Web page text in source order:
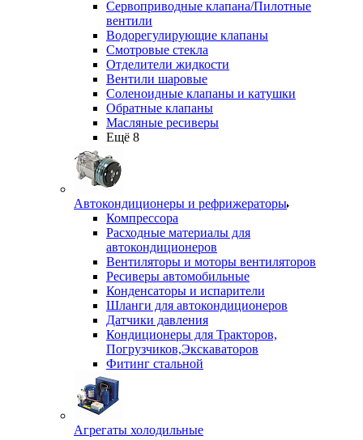
Сервоприводные клапана/Пилотные
вентили
Водорегулирующие клапаны
Смотровые стекла
Отделители жидкости
Вентили шаровые
Соленоидные клапаны и катушки
Обратные клапаны
Масляные ресиверы
Ещё 8
Автокондиционеры и рефрижераторы
Компрессора
Расходные материалы для
автокондиционеров
Вентиляторы и моторы вентиляторов
Ресиверы автомобильные
Конденсаторы и испарители
Шланги для автокондиционеров
Датчики давления
Кондиционеры для Тракторов,
Погрузчиков,Экскаваторов
Фитинг стальной
Агрегаты холодильные